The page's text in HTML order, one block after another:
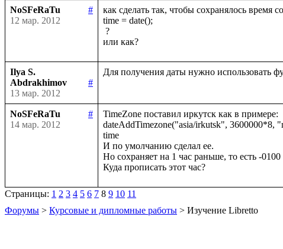
NoSFeRaTu
#
12 мар. 2012
как сделать так, чтобы сохранялось время
time = date();
Ilya S.
Abdrakhimov
#
13 мар. 2012
NoSFeRaTu
#
14 мар. 2012
TimeZone поставил иркутск как в примере:
dateAddTimezone("asia/irkutsk",
time
И по умолчанию сделал ее.
Но сохраняет на 1 час раньше, то есть -0100
Страницы: 1 2 3 4 5 6 7 8 9 10 11
Форумы > Курсовые и дипломные работы > Изучение Libretto